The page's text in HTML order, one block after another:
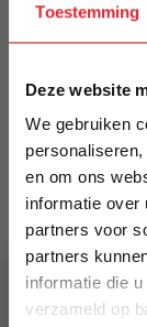
Toestemming
Deze website
We gebruiken
en om ons
informatie over
partners voor
partners
informatie die
verzameld op
Let op, de
Merk
Benoa
EAN